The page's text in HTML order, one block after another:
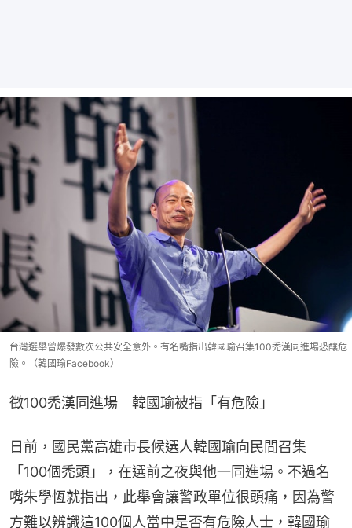
台灣選舉曾爆發數次公共安全意外。有名嘴指出韓國瑜召集100禿漢同進場恐釀危
險。（韓國瑜Facebook）
徵100禿漢同進場　韓國瑜被指「有危險」
日前，國民黨高雄市長候選人韓國瑜向民間召集
「100個禿頭」，在選前之夜與他一同進場。不過名
嘴朱學恆就指出，此舉會讓警政單位很頭痛，因為警
方難以辨識這100個人當中是否有危險人士，韓國瑜